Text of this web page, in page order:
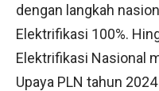
dengan langkah
Elektrifikasi 100%.
Elektrifikasi Nasional
Upaya PLN tahun